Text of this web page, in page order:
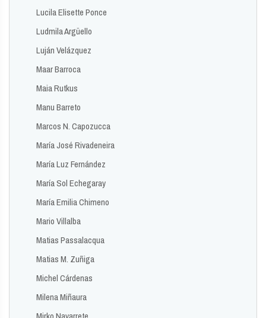
Lucila Elisette Ponce
Ludmila Argüello
Luján Velázquez
Maar Barroca
Maia Rutkus
Manu Barreto
Marcos N. Capozucca
María José Rivadeneira
María Luz Fernández
María Sol Echegaray
María Emilia Chimeno
Mario Villalba
Matias Passalacqua
Matias M. Zuñiga
Michel Cárdenas
Milena Miñaura